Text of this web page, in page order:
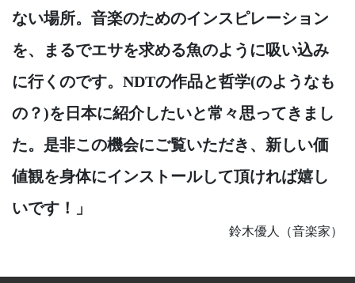
ない場所。音楽のためのインスピレーション
を、まるでエサを求める魚のように吸い込み
に行くのです。NDTの作品と哲学(のようなも
の？)を日本に紹介したいと常々思ってきまし
た。是非この機会にご覧いただき、新しい価
値観を身体にインストールして頂ければ嬉し
いです！」
鈴木優人（音楽家）